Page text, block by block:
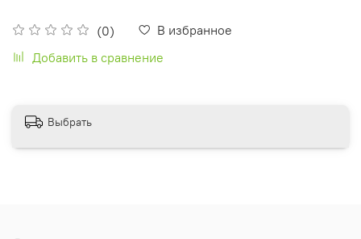
(0)
В избранное
Добавить в сравнение
Выбрать